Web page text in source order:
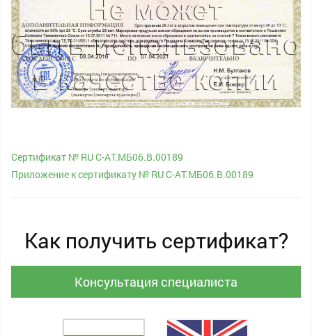
Сертификат № RU С-AT.МБ06.B.00189
Приложение к сертификату № RU С-AT.МБ06.B.00189
Как получить сертификат?
Консультация специалиста